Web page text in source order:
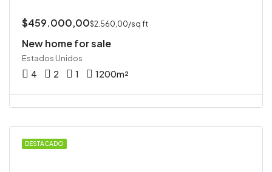
$459.000,00$2.560,00/sq ft
New home for sale
Estados Unidos
4 2 1 1200m²
DESTACADO